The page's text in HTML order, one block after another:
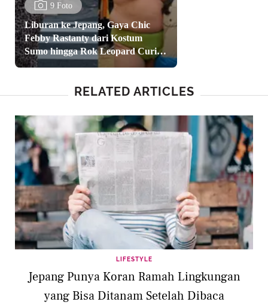
9 Foto
Liburan ke Jepang, Gaya Chic
Febby Rastanty dari Kostum
Sumo hingga Rok Leopard Curi
Perhatian
RELATED ARTICLES
LIFESTYLE
Jepang Punya Koran Ramah Lingkungan
yang Bisa Ditanam Setelah Dibaca